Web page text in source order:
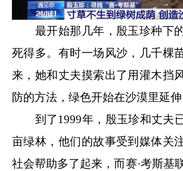
最开始那几年，殷玉珍种下的
死得多。有时一场风沙，几千棵
来，她和丈夫摸索出了用灌木挡
防的方法，绿色开始在沙漠里延伸
到了1999年，殷玉珍和丈夫
亩绿林，他们的故事受到媒体关
社会帮助多了起来，而赛·考斯基